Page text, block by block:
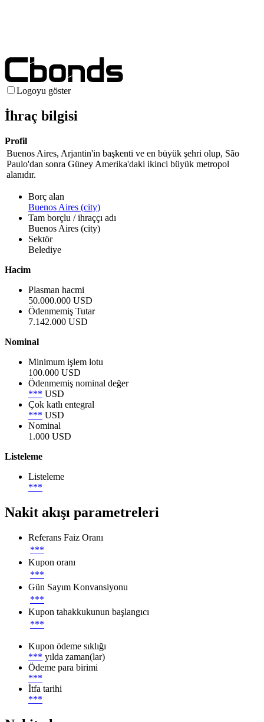
Logoyu göster
İhraç bilgisi
Profil
Buenos Aires, Arjantin'in başkenti ve en büyük şehri olup, São
Paulo'dan sonra Güney Amerika'daki ikinci büyük metropol
alanıdır.
Borç alan
Buenos Aires (city)
Tam borçlu / ihraççı adı
Buenos Aires (city)
Sektör
Belediye
Hacim
Plasman hacmi
50.000.000 USD
Ödenmemiş Tutar
7.142.000 USD
Nominal
Minimum işlem lotu
100.000 USD
Ödenmemiş nominal değer
*** USD
Çok katlı entegral
*** USD
Nominal
1.000 USD
Listeleme
Listeleme
***
Nakit akışı parametreleri
Referans Faiz Oranı
***
Kupon oranı
***
Gün Sayım Konvansiyonu
***
Kupon tahakkukunun başlangıcı
***
Kupon ödeme sıklığı
*** yılda zaman(lar)
Ödeme para birimi
***
İtfa tarihi
***